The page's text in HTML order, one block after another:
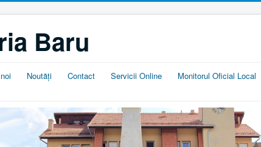
Baru
Noutăţi Contact Servicii Online Monitorul Oficial Local